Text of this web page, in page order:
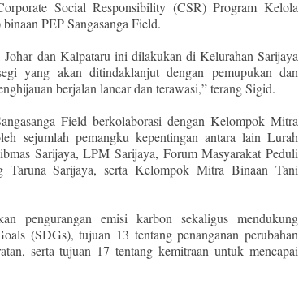
Social Responsibility (CSR) Program Kelola
PEP Sangasanga Field.
dan Kalpataru ini dilakukan di Kelurahan Sarijaya
yang akan ditindaklanjut dengan pemupukan dan
berjalan lancar dan terawasi,” terang Sigid.
Field berkolaborasi dengan Kelompok Mitra
sejumlah pemangku kepentingan antara lain Lurah
Sarijaya, LPM Sarijaya, Forum Masyarakat Peduli
Taruna Sarijaya, serta Kelompok Mitra Binaan Tani
pengurangan emisi karbon sekaligus mendukung
(SDGs), tujuan 13 tentang penanganan perubahan
serta tujuan 17 tentang kemitraan untuk mencapai